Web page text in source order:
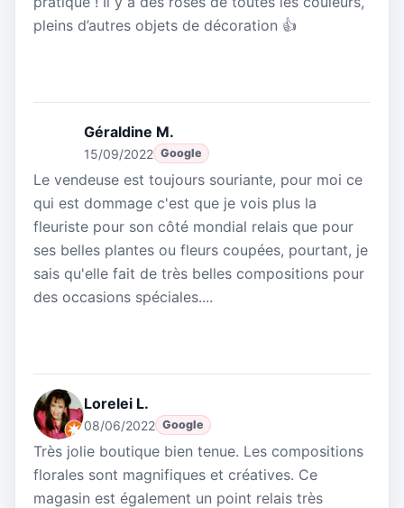
pleins d’autres objets de décoration 👍
Géraldine M.
15/09/2022 Google
Le vendeuse est toujours souriante, pour moi ce
qui est dommage c'est que je vois plus la
fleuriste pour son côté mondial relais que pour
ses belles plantes ou fleurs coupées, pourtant, je
sais qu'elle fait de très belles compositions pour
des occasions spéciales....
Lorelei L.
08/06/2022 Google
Très jolie boutique bien tenue. Les compositions
florales sont magnifiques et créatives. Ce
magasin est également un point relais très